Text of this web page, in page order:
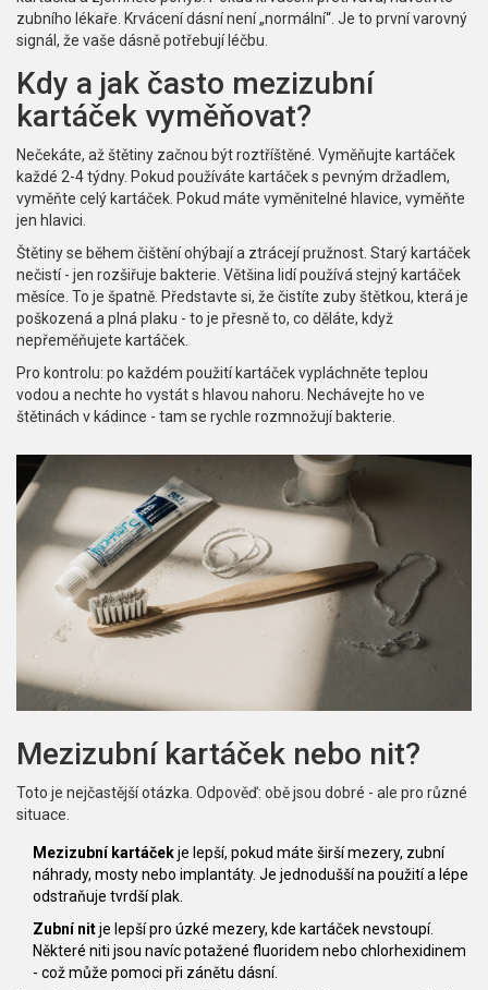
zubního lékaře. Krvácení dásní není „normální“. Je to první varovný
signál, že vaše dásně potřebují léčbu.
Kdy a jak často mezizubní
kartáček vyměňovat?
Nečekáte, až štětiny začnou být roztříštěné. Vyměňujte kartáček
každé 2-4 týdny. Pokud používáte kartáček s pevným držadlem,
vyměňte celý kartáček. Pokud máte vyměnitelné hlavice, vyměňte
jen hlavici.
Štětiny se během čištění ohýbají a ztrácejí pružnost. Starý kartáček
nečistí - jen rozšiřuje bakterie. Většina lidí používá stejný kartáček
měsíce. To je špatně. Představte si, že čistíte zuby štětkou, která je
poškozená a plná plaku - to je přesně to, co děláte, když
nepřeměňujete kartáček.
Pro kontrolu: po každém použití kartáček vypláchněte teplou
vodou a nechte ho vystát s hlavou nahoru. Nechávejte ho ve
štětinách v kádince - tam se rychle rozmnožují bakterie.
Mezizubní kartáček nebo nit?
Toto je nejčastější otázka. Odpověď: obě jsou dobré - ale pro různé
situace.
Mezizubní kartáčekje lepší, pokud máte širší mezery, zubní
náhrady, mosty nebo implantáty. Je jednodušší na použití a lépe
odstraňuje tvrdší plak.
Zubní nitje lepší pro úzké mezery, kde kartáček nevstoupí.
Některé niti jsou navíc potažené fluoridem nebo chlorhexidinem
- což může pomoci při zánětu dásní.